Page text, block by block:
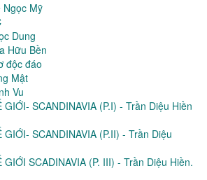
Ngọc Mỹ
Dung
Hữu Bền
độc đáo
Mật
Vu
GIỚI- SCANDINAVIA (P.I) - Trần Diệu Hiền
GIỚI- SCANDINAVIA (P.II) - Trần Diệu
GIỚI SCADINAVIA (P. III) - Trần Diệu Hiền.